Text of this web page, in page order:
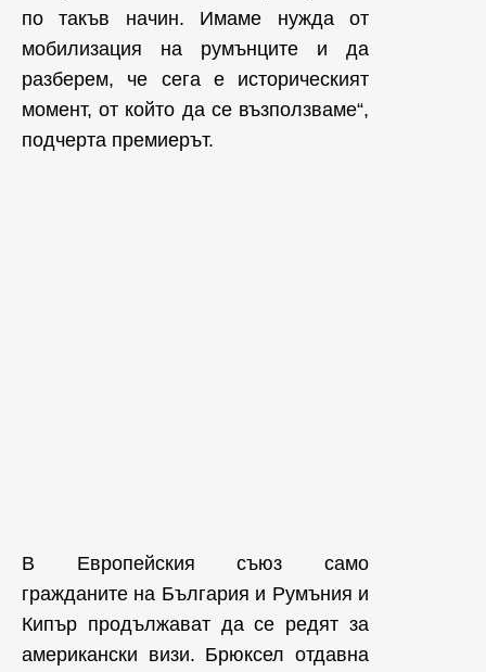
по такъв начин. Имаме нужда от
мобилизация на румънците и да
разберем, че сега е историческият
момент, от който да се възползваме“,
подчерта премиерът.
В Европейския съюз само
гражданите на България и Румъния и
Кипър продължават да се редят за
американски визи. Брюксел отдавна